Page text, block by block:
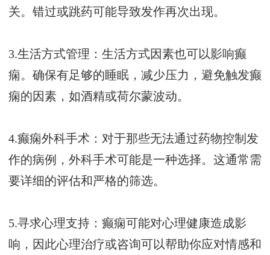
关。错过或跳药可能导致发作再次出现。
3.生活方式管理：生活方式因素也可以影响癫
痫。确保有足够的睡眠，减少压力，避免触发癫
痫的因素，如酒精或荷尔蒙波动。
4.癫痫外科手术：对于那些无法通过药物控制发
作的病例，外科手术可能是一种选择。这通常需
要详细的评估和严格的筛选。
5.寻求心理支持：癫痫可能对心理健康造成影
响，因此心理治疗或咨询可以帮助你应对情感和